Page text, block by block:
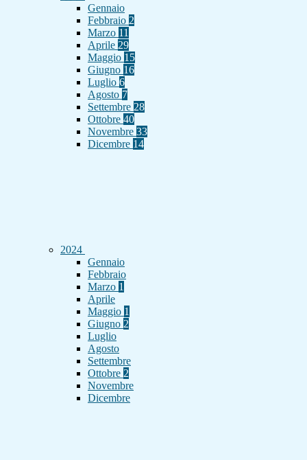
Gennaio
Febbraio 2
Marzo 11
Aprile 29
Maggio 15
Giugno 16
Luglio 6
Agosto 7
Settembre 28
Ottobre 40
Novembre 33
Dicembre 14
2024
Gennaio
Febbraio
Marzo 1
Aprile
Maggio 1
Giugno 2
Luglio
Agosto
Settembre
Ottobre 2
Novembre
Dicembre